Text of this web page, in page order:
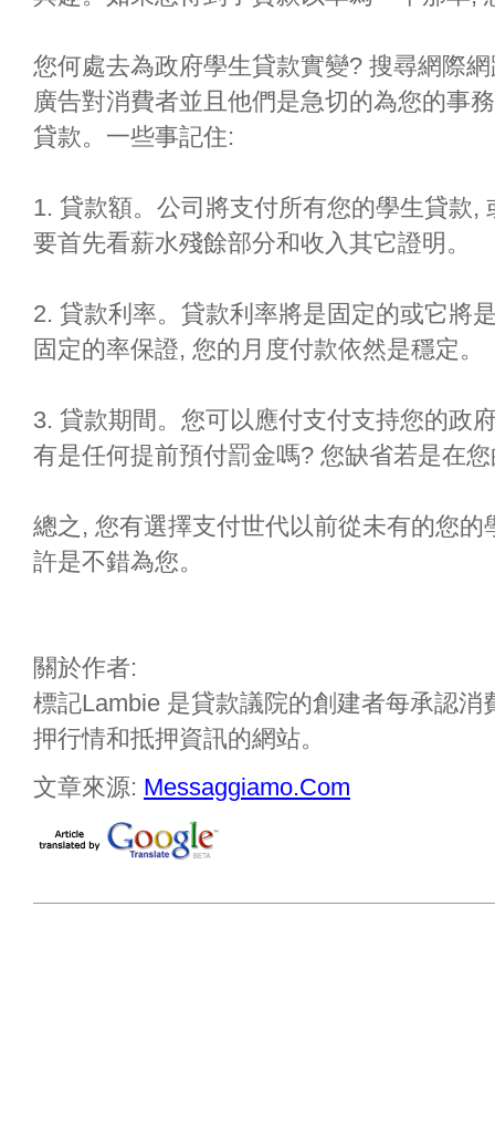
您何處去為政府學生貸款實變? 搜尋網際
廣告對消費者並且他們是急切的為您的事
貸款。一些事記住:
1. 貸款額。公司將支付所有您的學生貸款,
要首先看薪水殘餘部分和收入其它證明。
2. 貸款利率。貸款利率將是固定的或它將
固定的率保證, 您的月度付款依然是穩定。
3. 貸款期間。您可以應付支付支持您的政
有是任何提前預付罰金嗎? 您缺省若是在
總之, 您有選擇支付世代以前從未有的您
許是不錯為您。
關於作者:
標記Lambie 是貸款議院的創建者每承認
押行情和抵押資訊的網站。
文章來源: Messaggiamo.Com